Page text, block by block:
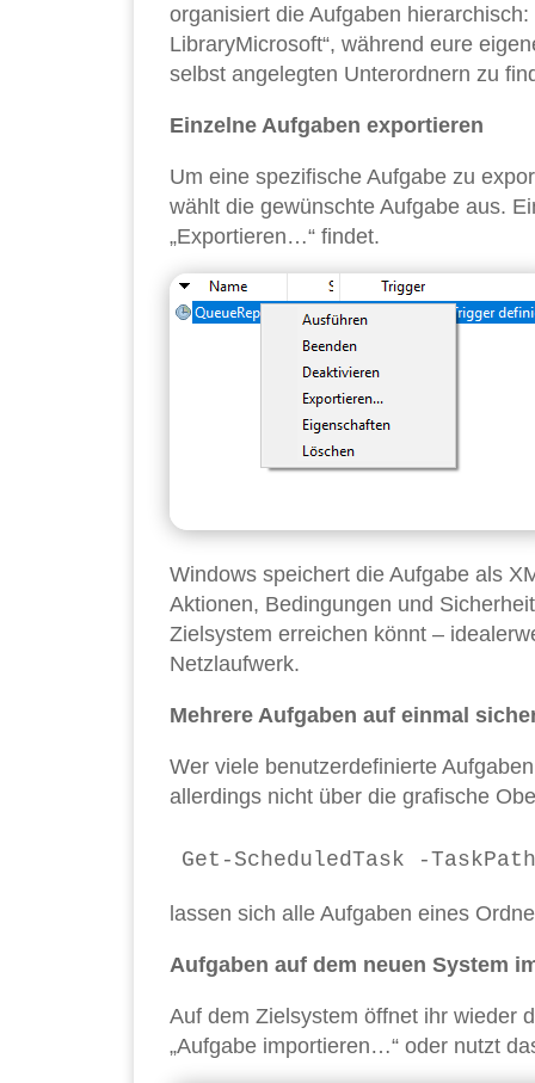
organisiert die Aufgaben
LibraryMicrosoft“, während eure
selbst angelegten Unterordnern zu
Einzelne Aufgaben exportieren
Um eine spezifische Aufgabe zu
wählt die gewünschte Aufgabe aus.
„Exportieren…“ findet.
Windows speichert die Aufgabe als
Aktionen, Bedingungen und
Zielsystem erreichen könnt –
Netzlaufwerk.
Mehrere Aufgaben auf einmal
Wer viele benutzerdefinierte
allerdings nicht über die grafische
lassen sich alle Aufgaben eines
Aufgaben auf dem neuen System
Auf dem Zielsystem öffnet ihr wieder
„Aufgabe importieren…“ oder nutzt